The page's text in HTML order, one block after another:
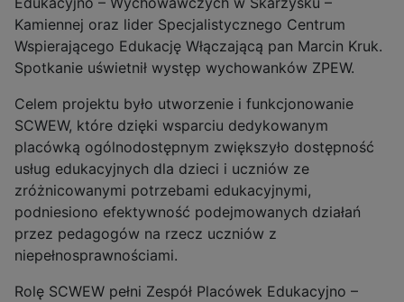
Kamiennej oraz lider Specjalistycznego Centrum
Wspierającego Edukację Włączającą pan Marcin Kruk.
Spotkanie uświetnił występ wychowanków ZPEW.
Celem projektu było utworzenie i funkcjonowanie
SCWEW, które dzięki wsparciu dedykowanym
placówką ogólnodostępnym zwiększyło dostępność
usług edukacyjnych dla dzieci i uczniów ze
zróżnicowanymi potrzebami edukacyjnymi,
podniesiono efektywność podejmowanych działań
przez pedagogów na rzecz uczniów z
niepełnosprawnościami.
Rolę SCWEW pełni Zespół Placówek Edukacyjno –